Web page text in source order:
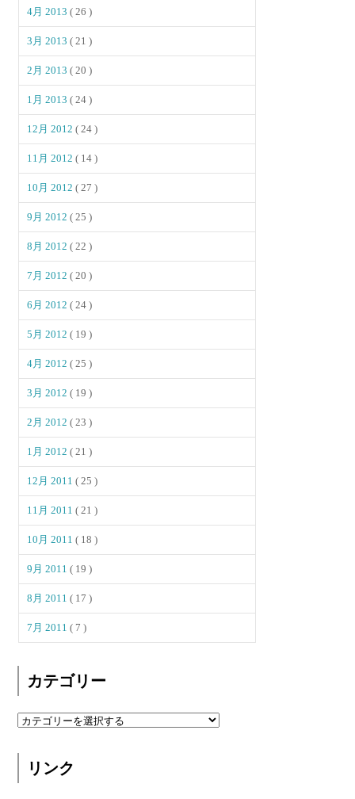
4月 2013( 26 )
3月 2013( 21 )
2月 2013( 20 )
1月 2013( 24 )
12月 2012( 24 )
11月 2012( 14 )
10月 2012( 27 )
9月 2012( 25 )
8月 2012( 22 )
7月 2012( 20 )
6月 2012( 24 )
5月 2012( 19 )
4月 2012( 25 )
3月 2012( 19 )
2月 2012( 23 )
1月 2012( 21 )
12月 2011( 25 )
11月 2011( 21 )
10月 2011( 18 )
9月 2011( 19 )
8月 2011( 17 )
7月 2011( 7 )
カテゴリー
リンク